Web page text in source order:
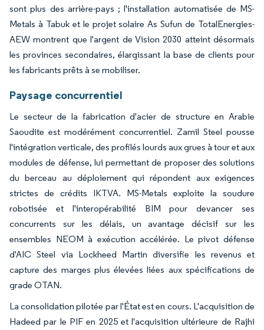
sont plus des arrière-pays ; l'installation automatisée de MS-
Metals à Tabuk et le projet solaire As Sufun de TotalEnergies-
AEW montrent que l'argent de Vision 2030 atteint désormais
les provinces secondaires, élargissant la base de clients pour
les fabricants prêts à se mobiliser.
Paysage concurrentiel
Le secteur de la fabrication d'acier de structure en Arabie
Saoudite est modérément concurrentiel. Zamil Steel pousse
l'intégration verticale, des profilés lourds aux grues à tour et aux
modules de défense, lui permettant de proposer des solutions
du berceau au déploiement qui répondent aux exigences
strictes de crédits IKTVA. MS-Metals exploite la soudure
robotisée et l'interopérabilité BIM pour devancer ses
concurrents sur les délais, un avantage décisif sur les
ensembles NEOM à exécution accélérée. Le pivot défense
d'AIC Steel via Lockheed Martin diversifie les revenus et
capture des marges plus élevées liées aux spécifications de
grade OTAN.
La consolidation pilotée par l'État est en cours. L'acquisition de
Hadeed par le PIF en 2025 et l'acquisition ultérieure de Rajhi